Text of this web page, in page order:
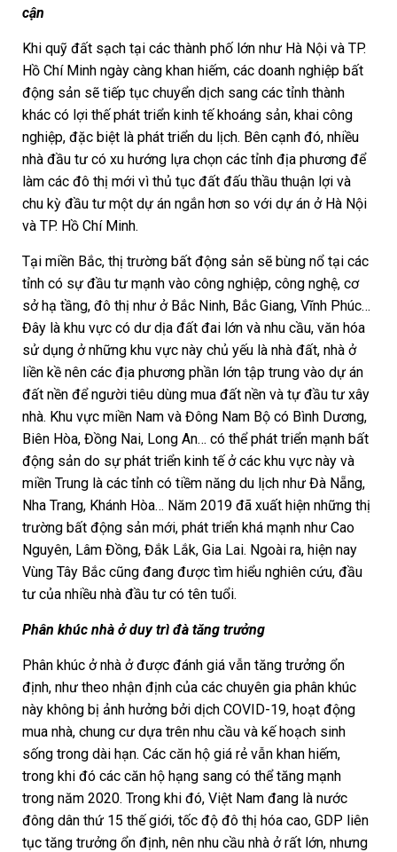
cận
Khi quỹ đất sạch tại các thành phố lớn như Hà Nội và TP.
Hồ Chí Minh ngày càng khan hiếm, các doanh nghiệp bất
động sản sẽ tiếp tục chuyển dịch sang các tỉnh thành
khác có lợi thế phát triển kinh tế khoáng sản, khai công
nghiệp, đặc biệt là phát triển du lịch. Bên cạnh đó, nhiều
nhà đầu tư có xu hướng lựa chọn các tỉnh địa phương để
làm các đô thị mới vì thủ tục đất đấu thầu thuận lợi và
chu kỳ đầu tư một dự án ngắn hơn so với dự án ở Hà Nội
và TP. Hồ Chí Minh.
Tại miền Bắc, thị trường bất động sản sẽ bùng nổ tại các
tỉnh có sự đầu tư mạnh vào công nghiệp, công nghệ, cơ
sở hạ tầng, đô thị như ở Bắc Ninh, Bắc Giang, Vĩnh Phúc…
Đây là khu vực có dư dịa đất đai lớn và nhu cầu, văn hóa
sử dụng ở những khu vực này chủ yếu là nhà đất, nhà ở
liền kề nên các địa phương phần lớn tập trung vào dự án
đất nền để người tiêu dùng mua đất nền và tự đầu tư xây
nhà. Khu vực miền Nam và Đông Nam Bộ có Bình Dương,
Biên Hòa, Đồng Nai, Long An… có thể phát triển mạnh bất
động sản do sự phát triển kinh tế ở các khu vực này và
miền Trung là các tỉnh có tiềm năng du lịch như Đà Nẵng,
Nha Trang, Khánh Hòa… Năm 2019 đã xuất hiện những thị
trường bất động sản mới, phát triển khá mạnh như Cao
Nguyên, Lâm Đồng, Đắk Lắk, Gia Lai. Ngoài ra, hiện nay
Vùng Tây Bắc cũng đang được tìm hiểu nghiên cứu, đầu
tư của nhiều nhà đầu tư có tên tuổi.
Phân khúc nhà ở duy trì đà tăng trưởng
Phân khúc ở nhà ở được đánh giá vẫn tăng trưởng ổn
định, như theo nhận định của các chuyên gia phân khúc
này không bị ảnh hưởng bởi dịch COVID-19, hoạt động
mua nhà, chung cư dựa trên nhu cầu và kế hoạch sinh
sống trong dài hạn. Các căn hộ giá rẻ vẫn khan hiếm,
trong khi đó các căn hộ hạng sang có thể tăng mạnh
trong năm 2020. Trong khi đó, Việt Nam đang là nước
đông dân thứ 15 thế giới, tốc độ đô thị hóa cao, GDP liên
tục tăng trưởng ổn định, nên nhu cầu nhà ở rất lớn, nhưng